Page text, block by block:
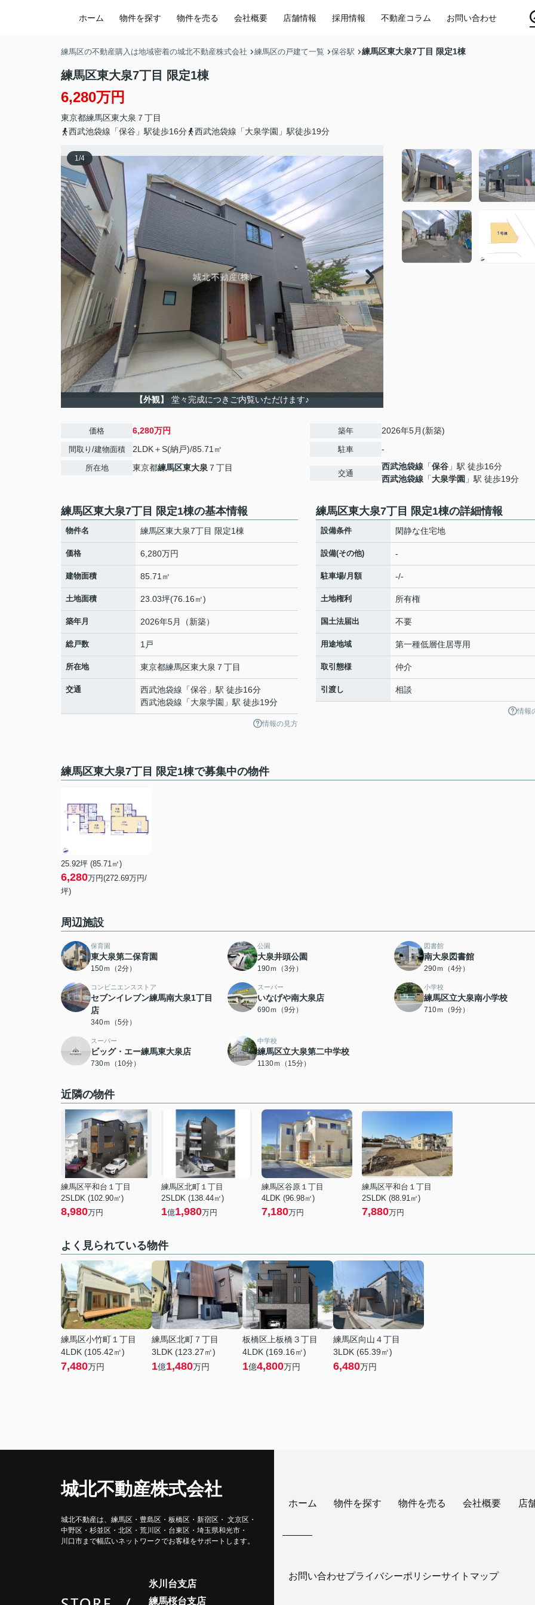
ホーム 物件を探す 物件を売る 会社概要 店舗情報 採用情報 不動産コラム お問い合わせ
練馬区の不動産購入は地域密着の城北不動産株式会社 練馬区の戸建て一覧 保谷駅 練馬区東大泉7丁目 限定1棟
練馬区東大泉7丁目 限定1棟
6,280万円
東京都練馬区東大泉 ７丁目
西武池袋線「保谷」駅徒歩16分
西武池袋線「大泉学園」駅徒歩19分
1/4
【外観】 堂々完成につきご内覧いただけます♪
価格 6,280万円
間取り/建物面積 2LDK＋S(納戸)/85.71㎡
所在地 東京都練馬区東大泉 ７丁目
築年 2026年5月(新築)
駐車 -
交通
西武池袋線 「保谷 」駅 徒歩16分
西武池袋線 「大泉学園 」駅 徒歩19分
練馬区東大泉7丁目 限定1棟の基本情報
物件名 練馬区東大泉7丁目 限定1棟
価格 6,280万円
建物面積 85.71㎡
土地面積 23.03坪(76.16㎡)
築年月 2026年5月（新築）
総戸数 1戸
所在地 東京都練馬区東大泉 ７丁目
交通 西武池袋線 「保谷 」駅 徒歩16分
西武池袋線 「大泉学園 」駅 徒歩19分
情報の見方
練馬区東大泉7丁目 限定1棟の詳細情報
設備条件 閑静な住宅地
設備(その他) -
駐車場/月額 -/-
土地権利 所有権
国土法届出 不要
用途地域 第一種低層住居専用
取引態様 仲介
引渡し 相談
情報
練馬区東大泉7丁目 限定1棟で募集中の物件
25.92坪 (85.71㎡)
6,280万円(272.69万円/
坪)
周辺施設
保育園
東大泉第二保育園
150ｍ（2分）
公園
大泉井頭公園
190ｍ（3分）
図書館
南大泉図書館
290ｍ（4分）
コンビニエンスストア
セブンイレブン練馬南大泉1丁目
店
340ｍ（5分）
スーパー
いなげや南大泉店
690ｍ（9分）
小学校
練馬区立大泉南小学校
710ｍ（9分）
スーパー
ビッグ・エー練馬東大泉店
730ｍ（10分）
中学校
練馬区立大泉第二中学校
1130ｍ（15分）
近隣の物件
練馬区平和台１丁目
2SLDK (102.90㎡)
8,980万円
練馬区北町１丁目
2SLDK (138.44㎡)
1億1,980万円
練馬区谷原１丁目
4LDK (96.98㎡)
7,180万円
練馬区平和台１丁目
2SLDK (88.91㎡)
7,880万円
よく見られている物件
練馬区小竹町１丁目
4LDK (105.42㎡)
7,480万円
練馬区北町７丁目
3LDK (123.27㎡)
1億1,480万円
板橋区上板橋３丁目
4LDK (169.16㎡)
1億4,800万円
練馬区向山４丁目
3LDK (65.39㎡)
6,480万円
城北不動産株式会社
城北不動産は、練馬区・豊島区・ 板橋区・新宿区・ 文京区・
中野区・杉並区・北区・荒川区・ 台東区・埼玉県和光市・
川口市まで幅広いネットワークでお客様をサポートします。
氷川台支店
練馬桜台支店
ホーム 物件を探す 物件を売る 会社概要 店
お問い合わせプライバシーポリシーサイトマップ